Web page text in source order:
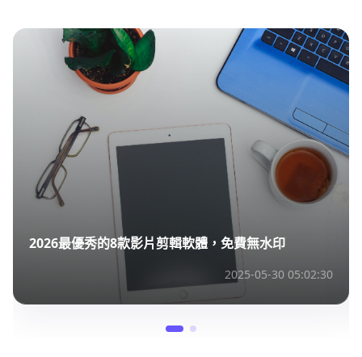
2026最優秀的8款影片剪輯軟體，免費無水印
2025-05-30 05:02:30